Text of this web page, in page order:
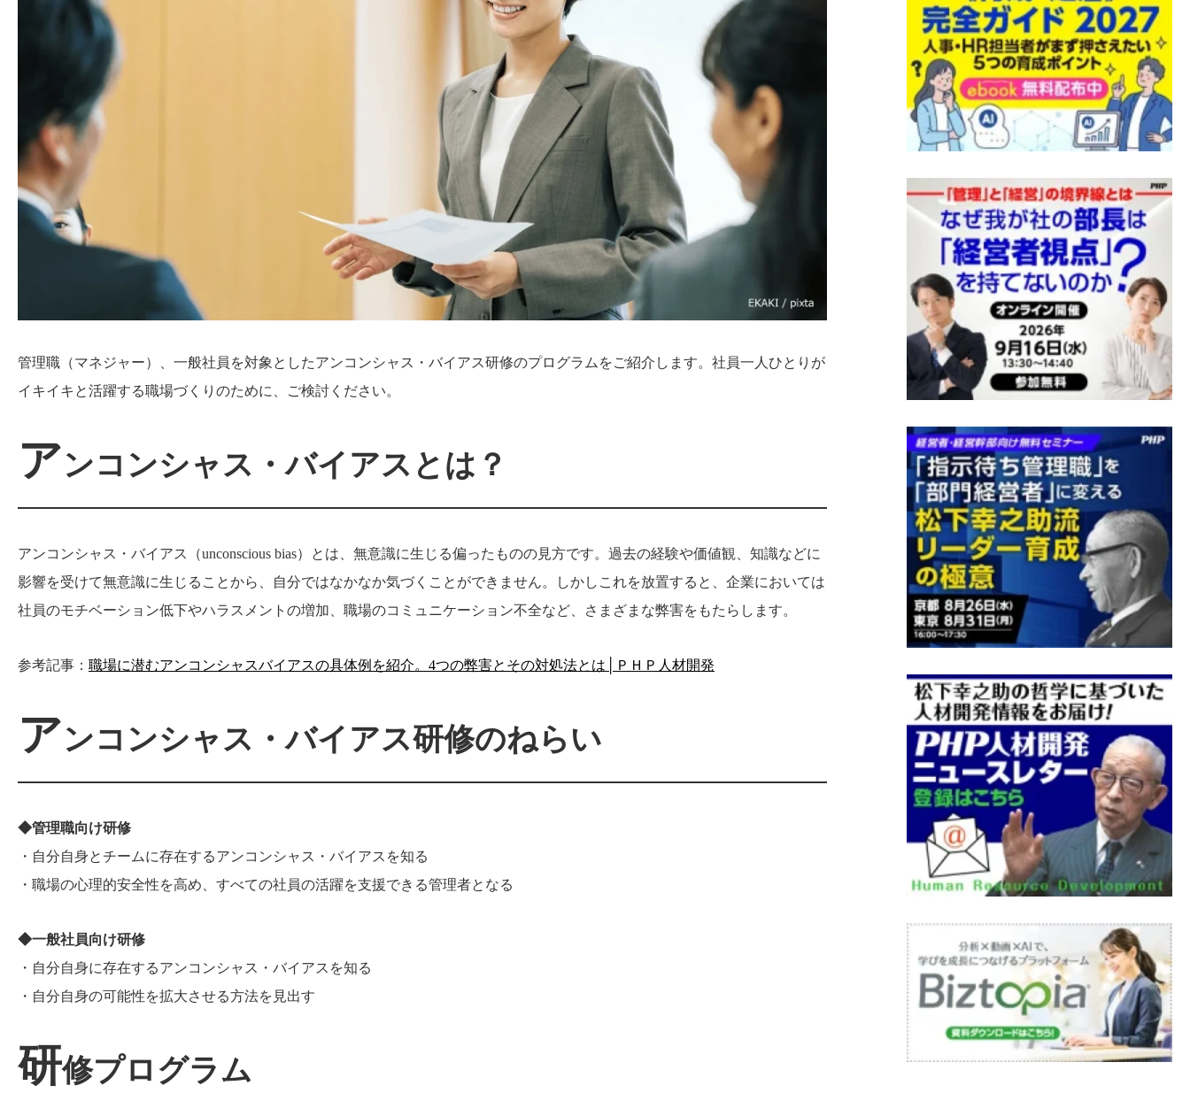
管理職（マネジャー）、一般社員を対象としたアンコンシャス・バイアス研修のプログラムをご紹介します。社員一人ひとりが
イキイキと活躍する職場づくりのために、ご検討ください。
アンコンシャス・バイアスとは？
アンコンシャス・バイアス（unconscious bias）とは、無意識に生じる偏ったものの見方です。過去の経験や価値観、知識などに
影響を受けて無意識に生じることから、自分ではなかなか気づくことができません。しかしこれを放置すると、企業においては
社員のモチベーション低下やハラスメントの増加、職場のコミュニケーション不全など、さまざまな弊害をもたらします。
参考記事： 職場に潜むアンコンシャスバイアスの具体例を紹介。4つの弊害とその対処法とは│ＰＨＰ人材開発
アンコンシャス・バイアス研修のねらい
◆管理職向け研修
・自分自身とチームに存在するアンコンシャス・バイアスを知る
・職場の心理的安全性を高め、すべての社員の活躍を支援できる管理者となる
◆一般社員向け研修
・自分自身に存在するアンコンシャス・バイアスを知る
・自分自身の可能性を拡大させる方法を見出す
研修プログラム